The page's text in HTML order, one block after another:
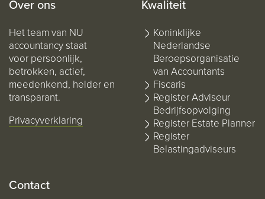
Over ons
Het team van NU
accountancy staat
voor persoonlijk,
betrokken, actief,
meedenkend, helder en
transparant.
Privacyverklaring
Kwaliteit
Koninklijke
Nederlandse
Beroepsorganisatie
van Accountants
Fiscaris
Register Adviseur
Bedrijfsopvolging
Register Estate Planner
Register
Belastingadviseurs
Contact